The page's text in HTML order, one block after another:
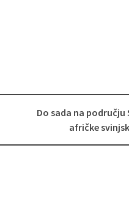
Do sada na području
afričke